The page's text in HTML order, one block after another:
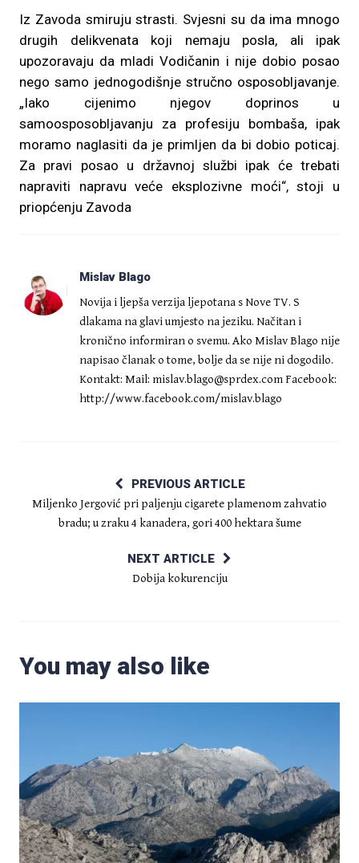
Iz Zavoda smiruju strasti. Svjesni su da ima mnogo
drugih delikvenata koji nemaju posla, ali ipak
upozoravaju da mladi Vodičanin i nije dobio posao
nego samo jednogodišnje stručno osposobljavanje.
„Iako cijenimo njegov doprinos u
samoosposobljavanju za profesiju bombaša, ipak
moramo naglasiti da je primljen da bi dobio poticaj.
Za pravi posao u državnoj službi ipak će trebati
napraviti napravu veće eksplozivne moći“, stoji u
priopćenju Zavoda
Mislav Blago
Novija i ljepša verzija ljepotana s Nove TV. S
dlakama na glavi umjesto na jeziku. Načitan i
kronično informiran o svemu. Ako Mislav Blago nije
napisao članak o tome, bolje da se nije ni dogodilo.
Kontakt: Mail: mislav.blago@sprdex.com Facebook:
http://www.facebook.com/mislav.blago
PREVIOUS ARTICLE
Miljenko Jergović pri paljenju cigarete plamenom zahvatio
bradu; u zraku 4 kanadera, gori 400 hektara šume
NEXT ARTICLE
Dobija kokurenciju
You may also like